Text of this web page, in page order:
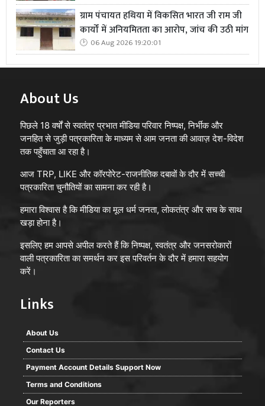
ग्राम पंचायत हथिया में विकसित भारत जी राम जी
कार्यों में अनियमितता का आरोप, जांच की उठी मांग
06 Aug 2026 19:20:01
About Us
पिछले 18 वर्षों से स्वतंत्र प्रभात मीडिया परिवार निष्पक्ष, निर्भीक और
जनहित से जुड़ी पत्रकारिता के माध्यम से आम जनता की आवाज़ देश-विदेश
तक पहुँचाता आ रहा है।
आज TRP, LIKE और कॉरपोरेट-राजनीतिक दबावों के दौर में सच्ची
पत्रकारिता चुनौतियों का सामना कर रही है।
हमारा विश्वास है कि मीडिया का मूल धर्म जनता, लोकतंत्र और सच के साथ
खड़ा होना है।
इसलिए हम आपसे अपील करते हैं कि निष्पक्ष, स्वतंत्र और जनसरोकारों
वाली पत्रकारिता का समर्थन कर इस परिवर्तन के दौर में हमारा सहयोग
करें।
Links
About Us
Contact Us
Payment Account Details Support Now
Terms and Conditions
Our Reporters